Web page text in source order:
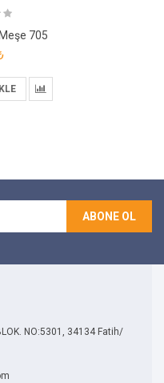
705
ABONE OL
NO:5301, 34134 Fatih/